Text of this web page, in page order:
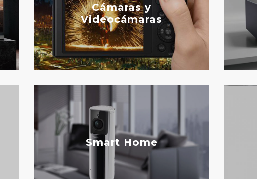
Cámaras y
Videocámaras
Smart Home